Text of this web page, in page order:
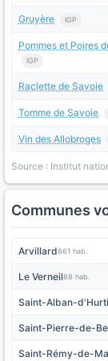
Gruyère IGP
Pommes et Poires
IGP
Raclette de Savoie
Tomme de Savoie
Vin des Allobroges
Source : Institut
Communes
Arvillard861 hab.
Le Verneil88 hab.
Saint-Alban-
Saint-Pierre-de-
Saint-Rémy-de-